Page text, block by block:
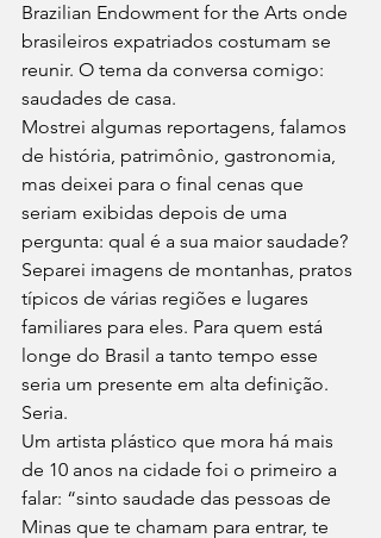
Brazilian Endowment for the Arts onde
brasileiros expatriados costumam se
reunir. O tema da conversa comigo:
saudades de casa.
Mostrei algumas reportagens, falamos
de história, patrimônio, gastronomia,
mas deixei para o final cenas que
seriam exibidas depois de uma
pergunta: qual é a sua maior saudade?
Separei imagens de montanhas, pratos
típicos de várias regiões e lugares
familiares para eles. Para quem está
longe do Brasil a tanto tempo esse
seria um presente em alta definição.
Seria.
Um artista plástico que mora há mais
de 10 anos na cidade foi o primeiro a
falar: “sinto saudade das pessoas de
Minas que te chamam para entrar, te